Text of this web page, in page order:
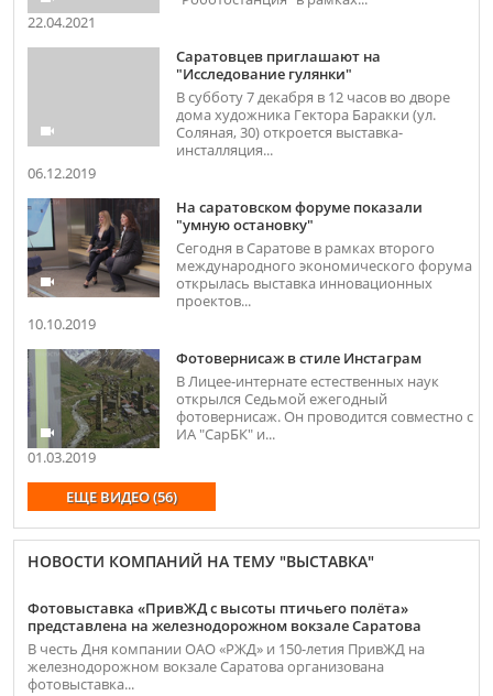
22.04.2021
Саратовцев приглашают на
"Исследование гулянки"
В субботу 7 декабря в 12 часов во дворе
дома художника Гектора Баракки (ул.
Соляная, 30) откроется выставка-
инсталляция...
06.12.2019
На саратовском форуме показали
"умную остановку"
Сегодня в Саратове в рамках второго
международного экономического форума
открылась выставка инновационных
проектов...
10.10.2019
Фотовернисаж в стиле Инстаграм
В Лицее-интернате естественных наук
открылся Седьмой ежегодный
фотовернисаж. Он проводится совместно с
ИА "СарБК" и...
01.03.2019
ЕЩЕ ВИДЕО (56)
НОВОСТИ КОМПАНИЙ НА ТЕМУ "ВЫСТАВКА"
Фотовыставка «ПривЖД с высоты птичьего полёта»
представлена на железнодорожном вокзале Саратова
В честь Дня компании ОАО «РЖД» и 150-летия ПривЖД на
железнодорожном вокзале Саратова организована
фотовыставка...